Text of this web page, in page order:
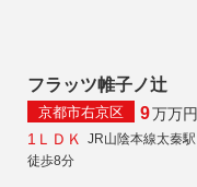
フラッツ帷子ノ辻
京都市右京区 9万万円
1ＬＤＫ
JR山陰本線太秦駅
徒歩8分